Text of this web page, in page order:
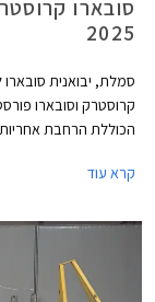
סובארו
2025
סמלת, יבואנית
28 בפברואר 2025.
קרא עוד